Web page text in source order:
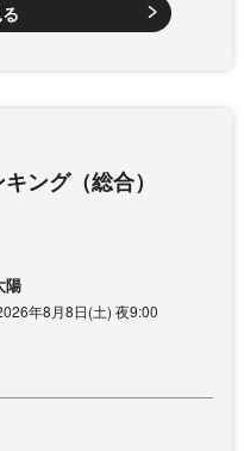
ング（総合）
陽
年8月8日(土) 夜9:00